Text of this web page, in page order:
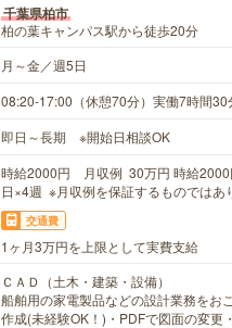
千葉県柏市
柏の葉キャンパス駅から徒歩20分
月～金／週5日
08:20-17:00（休憩70分）実働7時間30
即日～長期 ※開始日相談OK
時給2000円 月収例 30万円 時給2000
日×4週 ※月収例を保証するものではあ
交通費
1ヶ月3万円を上限として実費支給
ＣＡＤ（土木・建築・設備）
船舶用の家電製品などの設計業務をお
作成(未経験OK！)・PDFで図面の変更